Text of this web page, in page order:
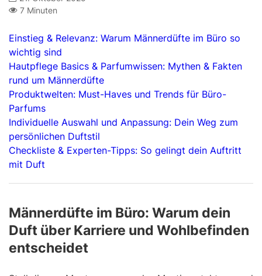
7 Minuten
Einstieg & Relevanz: Warum Männerdüfte im Büro so
wichtig sind
Hautpflege Basics & Parfumwissen: Mythen & Fakten
rund um Männerdüfte
Produktwelten: Must-Haves und Trends für Büro-
Parfums
Individuelle Auswahl und Anpassung: Dein Weg zum
persönlichen Duftstil
Checkliste & Experten-Tipps: So gelingt dein Auftritt
mit Duft
Männerdüfte im Büro: Warum dein
Duft über Karriere und Wohlbefinden
entscheidet